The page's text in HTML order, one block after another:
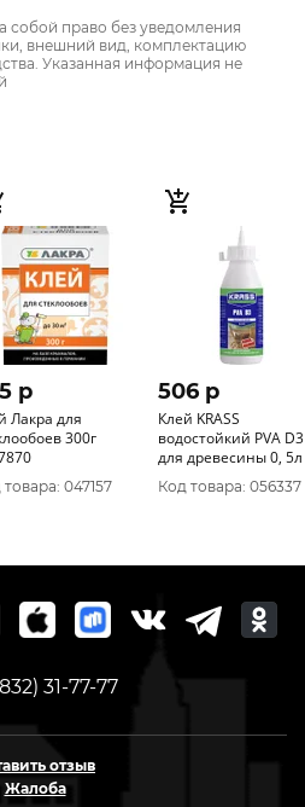
собой право без уведомления
внешний вид, комплектацию
Указанная информация не
p
для
300г
047157
506 p
Клей KRASS
водостойкий PVA D3
для древесины 0, 5л
Код товара: 056337
31-77-77
отзыв
Жалоба